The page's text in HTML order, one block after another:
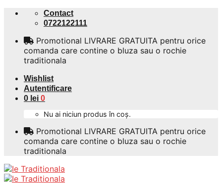
Skip
Contact
0722122111
Promotional LIVRARE GRATUITA pentru orice
comanda care contine o bluza sau o rochie
traditionala
Wishlist
Autentificare
0 lei 0
Nu ai niciun produs în coș.
Promotional LIVRARE GRATUITA pentru orice
comanda care contine o bluza sau o rochie
traditionala